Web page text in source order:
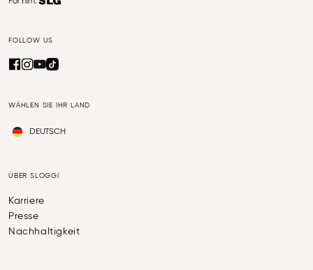
FOLLOW US
WÄHLEN SIE IHR LAND
DEUTSCH
ÜBER SLOGGI
Karriere
Presse
Nachhaltigkeit